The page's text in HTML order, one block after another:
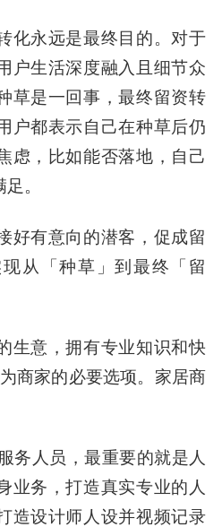
化永远是最终目的。对于
户生活深度融入且细节众
草是一回事，最终留资转
户都表示自己在种草后仍
虑，比如能否落地，自己
。
好有意向的潜客，促成留
从「种草」到最终「留
生意，拥有专业知识和快
商家的必要选项。家居商
务人员，最重要的就是人
业务，打造真实专业的人
造设计师人设并视频记录